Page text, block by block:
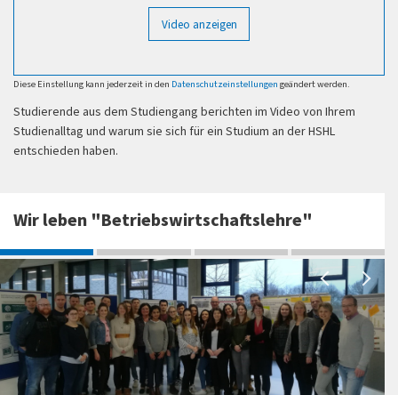
Video anzeigen
Diese Einstellung kann jederzeit in den Datenschutzeinstellungen geändert werden.
Studierende aus dem Studiengang berichten im Video von Ihrem
Studienalltag und warum sie sich für ein Studium an der HSHL
entschieden haben.
Wir leben "Betriebswirtschaftslehre"